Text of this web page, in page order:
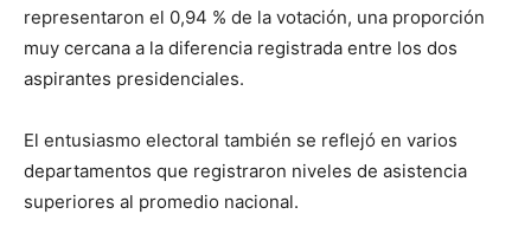
representaron el 0,94 % de la votación, una proporción
muy cercana a la diferencia registrada entre los dos
aspirantes presidenciales.
El entusiasmo electoral también se reflejó en varios
departamentos que registraron niveles de asistencia
superiores al promedio nacional.